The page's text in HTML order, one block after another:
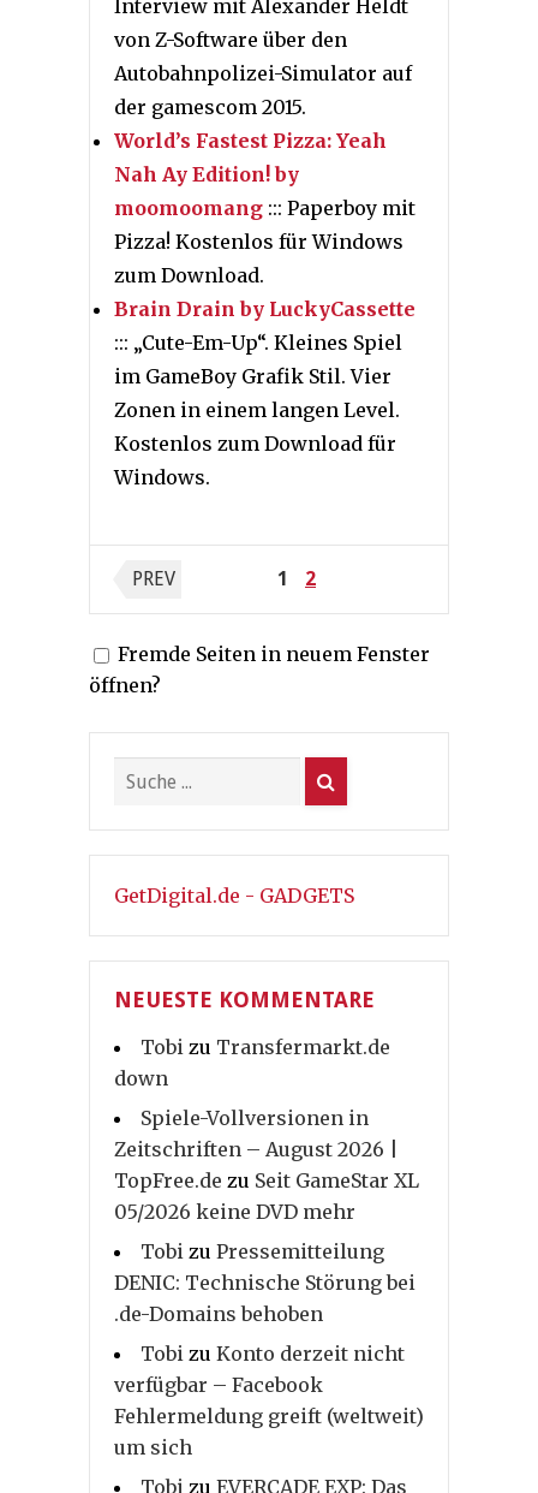
Interview mit Alexander Heldt
von Z-Software über den
Autobahnpolizei-Simulator auf
der gamescom 2015.
World’s Fastest Pizza: Yeah
Nah Ay Edition! by
moomoomang ::: Paperboy mit
Pizza! Kostenlos für Windows
zum Download.
Brain Drain by LuckyCassette
::: „Cute-Em-Up“. Kleines Spiel
im GameBoy Grafik Stil. Vier
Zonen in einem langen Level.
Kostenlos zum Download für
Windows.
Seitennummerierung
der
Beiträge
PREV 1 2
Fremde Seiten in neuem Fenster
öffnen?
GetDigital.de - GADGETS
NEUESTE KOMMENTARE
Tobi zu Transfermarkt.de
down
Spiele-Vollversionen in
Zeitschriften – August 2026 |
TopFree.de zu Seit GameStar XL
05/2026 keine DVD mehr
Tobi zu Pressemitteilung
DENIC: Technische Störung bei
.de-Domains behoben
Tobi zu Konto derzeit nicht
verfügbar – Facebook
Fehlermeldung greift (weltweit)
um sich
Tobi zu EVERCADE EXP: Das